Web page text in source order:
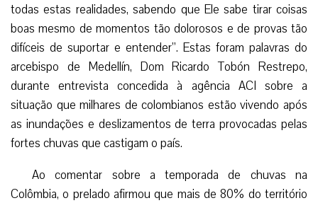
todas estas realidades, sabendo que Ele sabe tirar coisas
boas mesmo de momentos tão dolorosos e de provas tão
difíceis de suportar e entender”. Estas foram palavras do
arcebispo de Medellín, Dom Ricardo Tobón Restrepo,
durante entrevista concedida à agência ACI sobre a
situação que milhares de colombianos estão vivendo após
as inundações e deslizamentos de terra provocadas pelas
fortes chuvas que castigam o país.
Ao comentar sobre a temporada de chuvas na
Colômbia, o prelado afirmou que mais de 80% do território